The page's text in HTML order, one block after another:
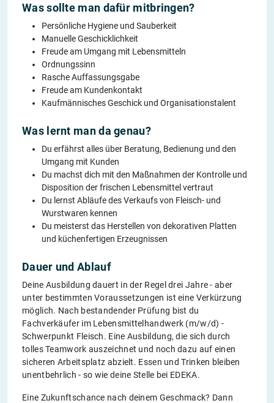
Was sollte man dafür mitbringen?
Persönliche Hygiene und Sauberkeit
Manuelle Geschicklichkeit
Freude am Umgang mit Lebensmitteln
Ordnungssinn
Rasche Auffassungsgabe
Freude am Kundenkontakt
Kaufmännisches Geschick und Organisationstalent
Was lernt man da genau?
Du erfährst alles über Beratung, Bedienung und den
Umgang mit Kunden
Du machst dich mit den Maßnahmen der Kontrolle und
Disposition der frischen Lebensmittel vertraut
Du lernst Abläufe des Verkaufs von Fleisch- und
Wurstwaren kennen
Du meisterst das Herstellen von dekorativen Platten
und küchenfertigen Erzeugnissen
Dauer und Ablauf
Deine Ausbildung dauert in der Regel drei Jahre - aber
unter bestimmten Voraussetzungen ist eine Verkürzung
möglich. Nach bestandender Prüfung bist du
Fachverkäufer im Lebensmittelhandwerk (m/w/d) -
Schwerpunkt Fleisch. Eine Ausbildung, die sich durch
tolles Teamwork auszeichnet und noch dazu auf einen
sicheren Arbeitsplatz abzielt. Essen und Trinken bleiben
unentbehrlich - so wie deine Stelle bei EDEKA.
Eine Zukunftschance nach deinem Geschmack? Dann